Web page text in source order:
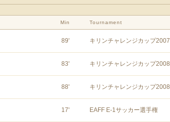
Min Tournament
89' キリンチャレンジカップ2007
83' キリンチャレンジカップ2008
88' キリンチャレンジカップ2008
17' EAFF E-1サッカー選手権